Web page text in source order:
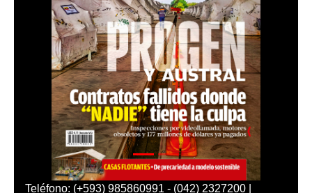
Teléfono: (+593) 985860991 - (042) 2327200 |